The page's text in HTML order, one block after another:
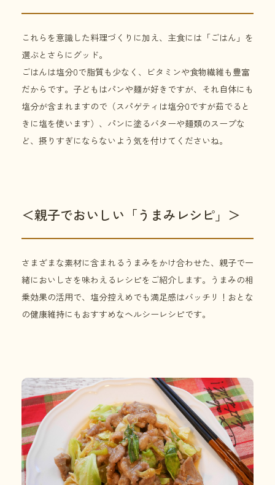
これらを意識した料理づくりに加え、主食には「ごはん」を
選ぶとさらにグッド。
ごはんは塩分0で脂質も少なく、ビタミンや食物繊維も豊富
だからです。子どもはパンや麺が好きですが、それ自体にも
塩分が含まれますので（スパゲティは塩分0ですが茹でると
きに塩を使います）、パンに塗るバターや麺類のスープな
ど、摂りすぎにならないよう気を付けてくださいね。
＜親子でおいしい「うまみレシピ」＞
さまざまな素材に含まれるうまみをかけ合わせた、親子で一
緒においしさを味わえるレシピをご紹介します。うまみの相
乗効果の活用で、塩分控えめでも満足感はバッチリ！おとな
の健康維持にもおすすめなヘルシーレシピです。